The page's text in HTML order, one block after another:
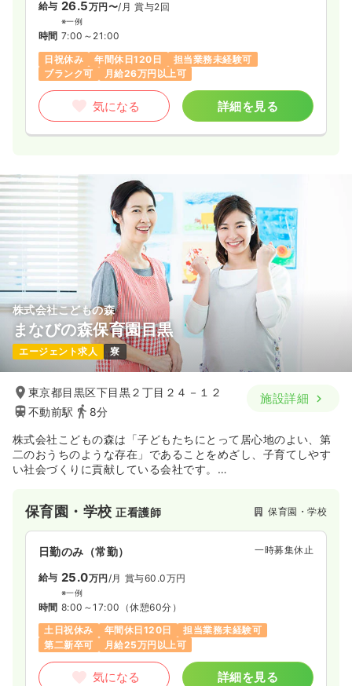
給与 26.5万円〜/月 賞与2回
※一例
時間 7:00～21:00
日祝休み
年間休日120日
担当業務未経験可
ブランク可
月給26万円以上可
気になる 詳細を見る
株式会社こどもの森
まなびの森保育園目黒
エージェント求人 寮
東京都目黒区下目黒２丁目２４－１２
不動前駅
8分
施設詳細
株式会社こどもの森は「子どもたちにとって居心地のよい、第
二のおうちのような存在」であることをめざし、子育てしやす
い社会づくりに貢献している会社です。
所を運営しております。不動前駅徒歩8分。
保育園・学校正看護師 保育園・学校
日勤のみ（常勤） 一時募集休止
給与 25.0万円/月 賞与60.0万円
※一例
時間 8:00～17:00 （休憩60分）
土日祝休み
年間休日120日
担当業務未経験可
第二新卒可
月給25万円以上可
気になる 詳細を見る